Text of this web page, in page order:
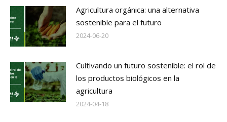
Agricultura orgánica: una alternativa
sostenible para el futuro
2024-06-20
Cultivando un futuro sostenible: el rol de
los productos biológicos en la
agricultura
2024-04-18